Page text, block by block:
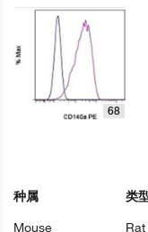
68
种属
Mouse
类
Rat